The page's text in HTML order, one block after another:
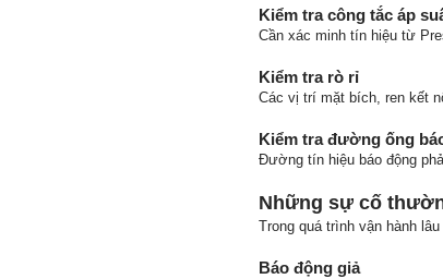
Kiểm tra công tắc áp
Cần xác minh tín hiệu từ
Kiểm tra rò rỉ
Các vị trí mặt bích, ren kết
Kiểm tra đường ống
Đường tín hiệu báo động
Những sự cố
Trong quá trình vận hành
Báo động giả